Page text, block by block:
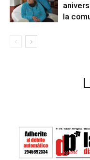
la